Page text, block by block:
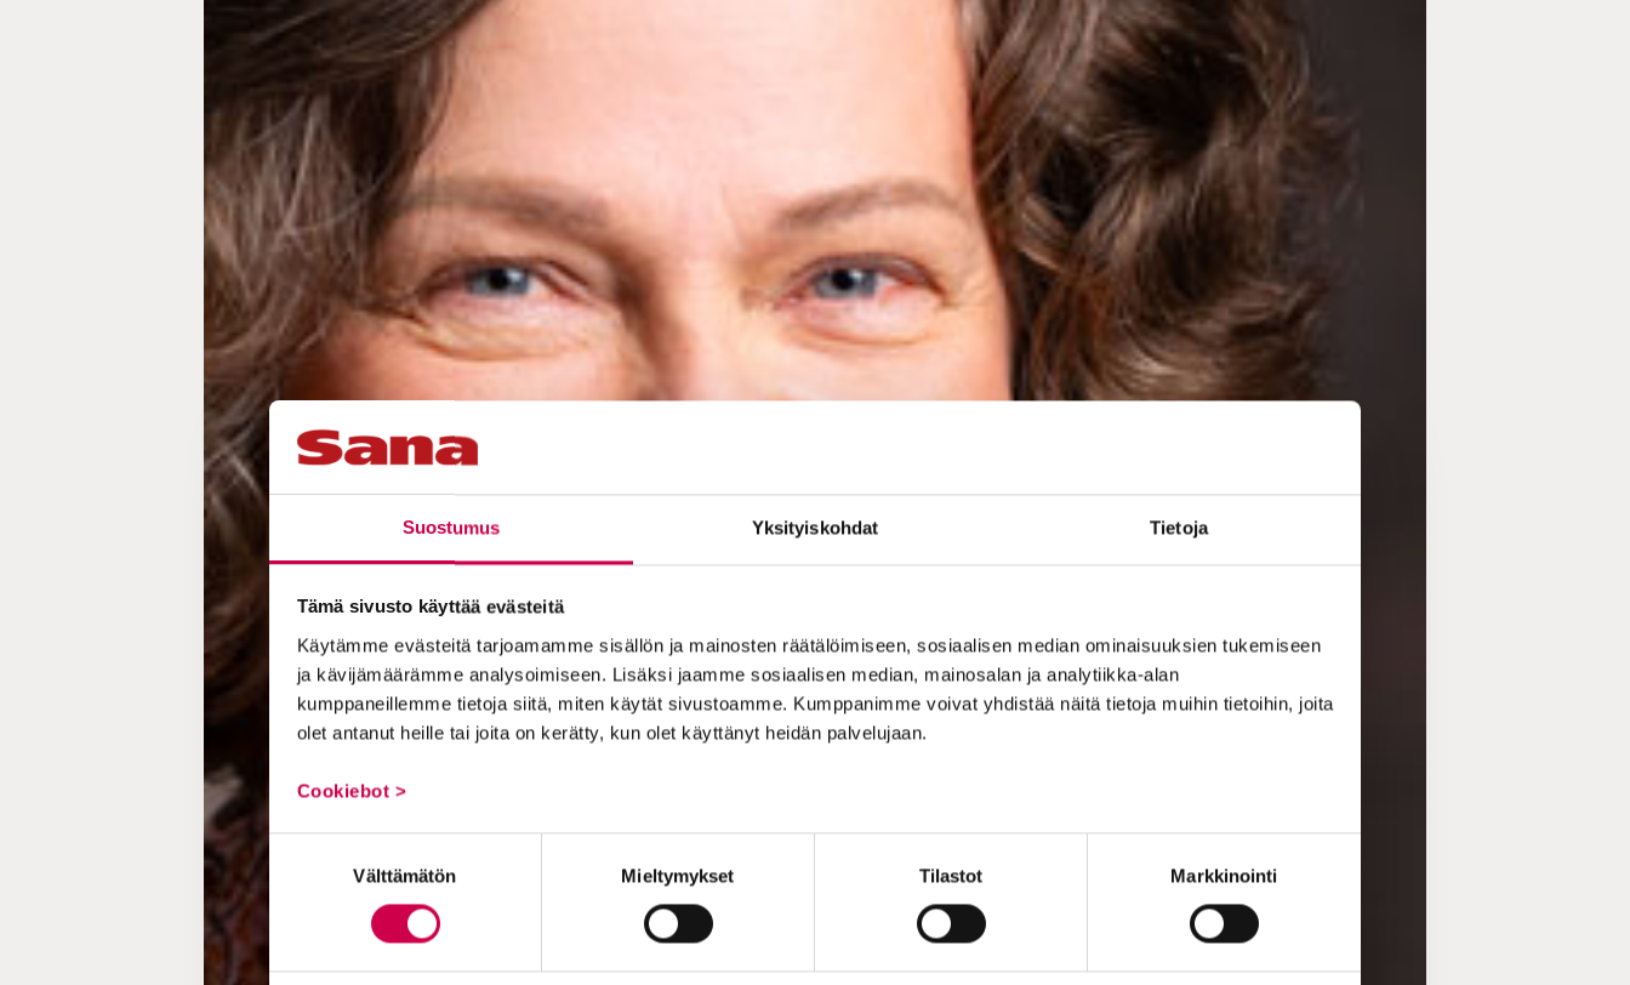
Suostumus Yksityiskohdat Tietoja
Tämä sivusto käyttää evästeitä
Käytämme evästeitä tarjoamamme sisällön ja mainosten räätälöimiseen, sosiaalisen median ominaisuuksien tukemiseen
ja kävijämäärämme analysoimiseen. Lisäksi jaamme sosiaalisen median, mainosalan ja analytiikka-alan
kumppaneillemme tietoja siitä, miten käytät sivustoamme. Kumppanimme voivat yhdistää näitä tietoja muihin tietoihin, joita
olet antanut heille tai joita on kerätty, kun olet käyttänyt heidän palvelujaan.
Cookiebot >
Suostumuksen
Välttämätön Mieltymykset Tilastot Markkinointi